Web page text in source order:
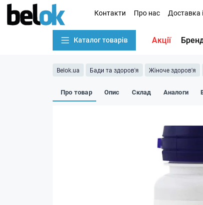
Контакти Про нас Доставка
Каталог товарів Акції
Belok.ua Бади та здоров'я Жіноче здоров'я
Про товар Опис Склад Аналоги